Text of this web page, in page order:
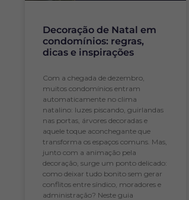
Decoração de Natal em
condomínios: regras,
dicas e inspirações
Com a chegada de dezembro,
muitos condomínios entram
automaticamente no clima
natalino: luzes piscando, guirlandas
nas portas, árvores decoradas e
aquele toque aconchegante que
transforma os espaços comuns. Mas,
junto com a animação pela
decoração, surge um ponto delicado:
como deixar tudo bonito sem gerar
conflitos entre síndico, moradores e
administração? Neste guia